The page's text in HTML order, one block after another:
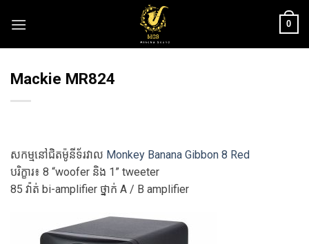
0
Mackie MR824
សកម្មនៅជិតម៉ូនីទ័រវាល Monkey Banana Gibbon 8 Red
បរិក្ខារ៖ 8 “woofer និង 1” tweeter
85 វ៉ាត់ bi-amplifier ថ្នាក់ A / B amplifier